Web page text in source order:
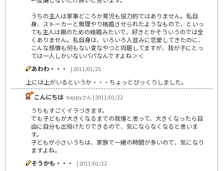
うちの主人は家事どころか育児も協力的ではありません。私自
身、ストーカーと無理やり結婚させられたようなもので、といっ
ても主人は親のための結婚みたいで、好きとかそういうのでは全
くありません。私自身は、いろいろ人並みに恋愛してきたのに、
こんな感情も何もない変なやつと同居してますが、我が子にとっ
ては一人しかいないパパなんですよね＞＜
あわわ・・・
| 2011/01/25
上には上がいるというか・・・ちょっとびっくりしました。
こんにちは happyさん | 2011/01/22
うちもすごくイラつきます。
でも子どもが大きくなるまでの我慢と思って、大きくなったら自
由に自分も出掛けたりできるので、気にならなくなると思いま
す。
子どもが小さいうちは、家族で一緒の時間が多いので、気になり
ますよね。
そうかも・・・
| 2011/01/22